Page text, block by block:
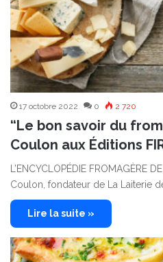
17 octobre 2022 0 2 720
“Le bon savoir du
Coulon aux Éditions
L’ENCYCLOPÉDIE FROMAGÈRE
Coulon, fondateur de La Laiterie
Lire la suite »